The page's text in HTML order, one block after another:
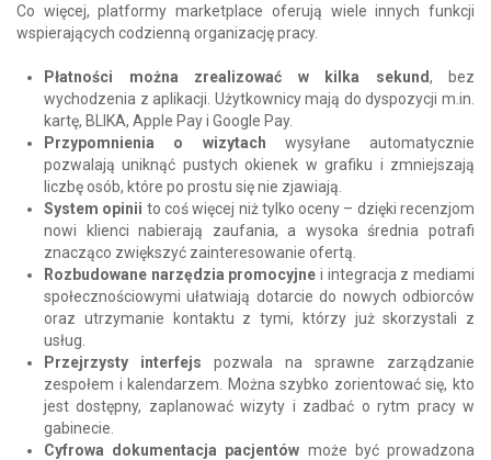
Co więcej, platformy marketplace oferują wiele innych funkcji
wspierających codzienną organizację pracy.
Płatności można zrealizować w kilka sekund, bez
wychodzenia z aplikacji. Użytkownicy mają do dyspozycji m.in.
kartę, BLIKA, Apple Pay i Google Pay.
Przypomnienia o wizytach wysyłane automatycznie
pozwalają uniknąć pustych okienek w grafiku i zmniejszają
liczbę osób, które po prostu się nie zjawiają.
System opinii to coś więcej niż tylko oceny – dzięki recenzjom
nowi klienci nabierają zaufania, a wysoka średnia potrafi
znacząco zwiększyć zainteresowanie ofertą.
Rozbudowane narzędzia promocyjne i integracja z mediami
społecznościowymi ułatwiają dotarcie do nowych odbiorców
oraz utrzymanie kontaktu z tymi, którzy już skorzystali z
usług.
Przejrzysty interfejs pozwala na sprawne zarządzanie
zespołem i kalendarzem. Można szybko zorientować się, kto
jest dostępny, zaplanować wizyty i zadbać o rytm pracy w
gabinecie.
Cyfrowa dokumentacja pacjentów może być prowadzona